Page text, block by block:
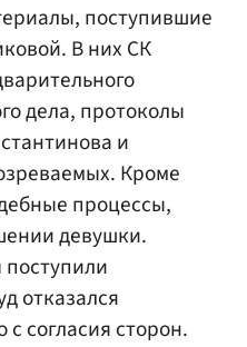
поступившие
В них СК
дела, протоколы
и
Кроме
процессы,
девушки.
отказался
согласия сторон.